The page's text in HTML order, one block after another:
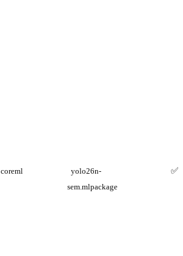
coreml
yolo26n-
sem.mlpackage
✅